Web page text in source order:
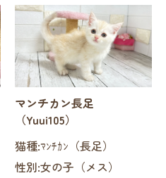
マンチカン長足
（Yuui105）
猫種:ﾏﾝﾁｶﾝ（長足）
性別:女の子（メス）